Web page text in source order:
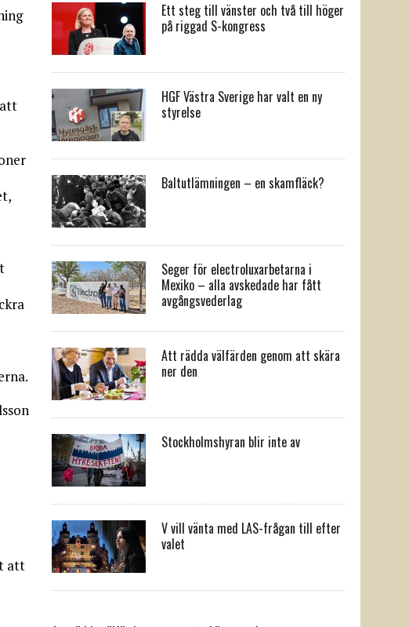
att
Ett steg till vänster och två till höger
på riggad S-kongress
HGF Västra Sverige har valt en ny
styrelse
Baltutlämningen – en skamfläck?
Seger för electroluxarbetarna i
Mexiko – alla avskedade har fått
avgångsvederlag
Att rädda välfärden genom att skära
ner den
Stockholmshyran blir inte av
V vill vänta med LAS-frågan till efter
valet